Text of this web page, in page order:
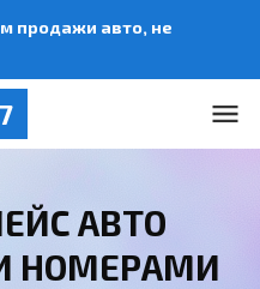
продажи авто, не
АВТО
НОМЕРАМИ